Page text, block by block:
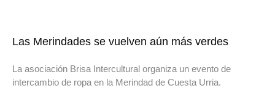
Las Merindades se vuelven aún más verdes
La asociación Brisa Intercultural organiza un evento de
intercambio de ropa en la Merindad de Cuesta Urria.